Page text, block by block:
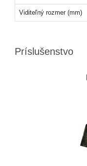
Viditeľný rozmer (mm)
Príslušenstvo